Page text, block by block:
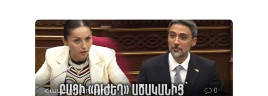
Հասարակություն 0